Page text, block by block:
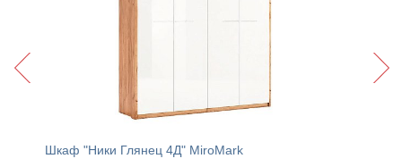
Шкаф "Ники Глянец 4Д" MiroMark